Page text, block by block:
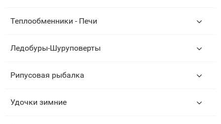
Теплообменники - Печи
Ледобуры-Шуруповерты
Рипусовая рыбалка
Удочки зимние